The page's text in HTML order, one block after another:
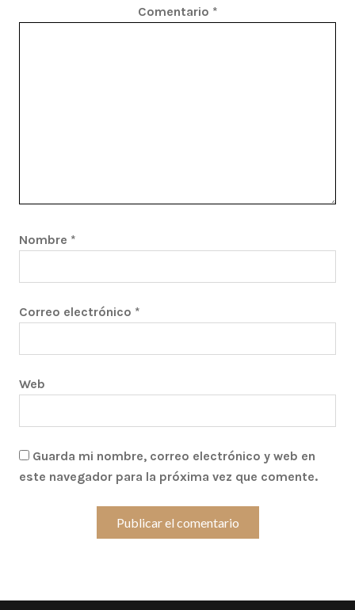
Comentario *
Nombre *
Correo electrónico *
Web
Guarda mi nombre, correo electrónico y web en
este navegador para la próxima vez que comente.